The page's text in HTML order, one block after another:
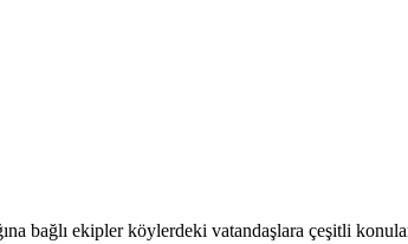
bağlı ekipler köylerdeki vatandaşlara çeşitli